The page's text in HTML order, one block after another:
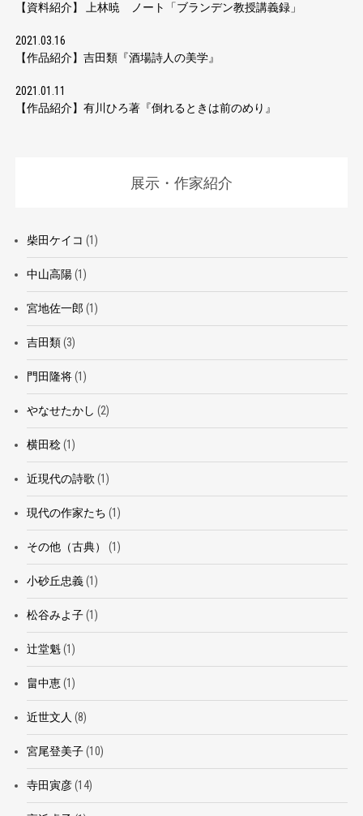
【資料紹介】 上林暁 ノート「ブランデン教授講義録」
2021.03.16
【作品紹介】吉田類『酒場詩人の美学』
2021.01.11
【作品紹介】有川ひろ著『倒れるときは前のめり』
展示・作家紹介
柴田ケイコ (1)
中山高陽(1)
宮地佐一郎 (1)
吉田類(3)
門田隆将(1)
やなせたかし (2)
横田稔(1)
近現代の詩歌 (1)
現代の作家たち (1)
その他（古典） (1)
小砂丘忠義(1)
松谷みよ子(1)
辻堂魁(1)
畠中恵(1)
近世文人 (8)
宮尾登美子(10)
寺田寅彦(14)